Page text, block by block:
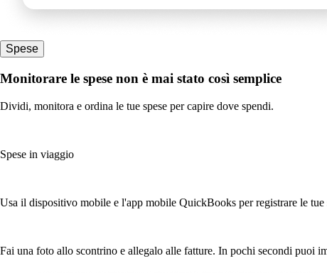
Spese
Monitorare le spese non è mai stato così semplice
Dividi, monitora e ordina le tue spese per capire dove spendi.
Spese in viaggio
Usa il dispositivo mobile e l'app mobile QuickBooks per registrare le
Fai una foto allo scontrino e allegalo alle fatture. In pochi secondi puoi